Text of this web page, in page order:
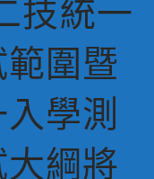
技統一
圍暨
學測
綱將